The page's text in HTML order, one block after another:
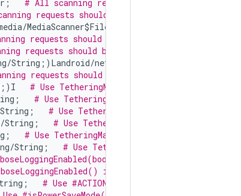
# All scanning requests should be performed
requests should be performed through
MediaScanner$FileEntry;
requests should be performed through
requests should be performed through
String;)Landroid/net/Uri;
requests should be performed through
# Use
# Use
String; # Use
String; # Use
# Use TetheringManager#getTetheredIfaces
String; # Use
instead.
instead.
String; # Use #ACTION_POWER_SAVE_MODE_CHANGED